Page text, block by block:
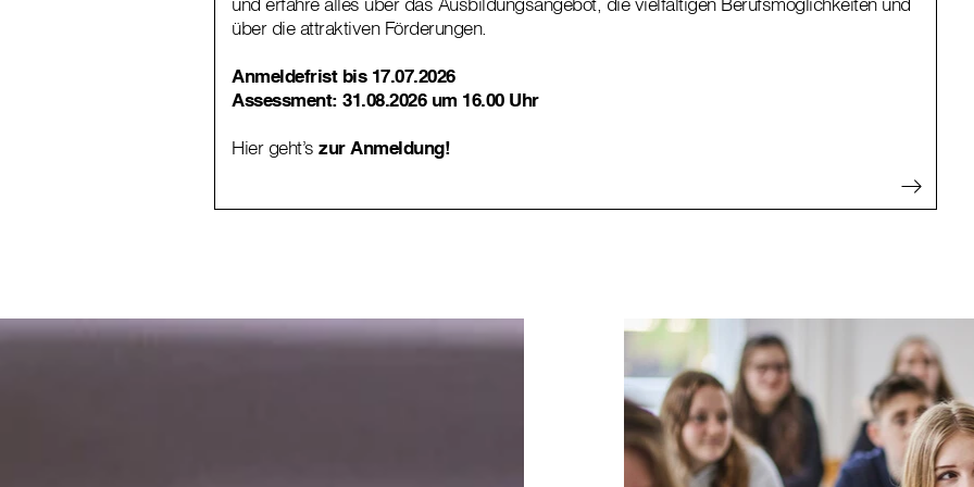
über die attraktiven Förderungen.
Anmeldefrist bis 17.07.2026
Assessment: 31.08.2026 um 16.00 Uhr
Hier geht’s zur Anmeldung!